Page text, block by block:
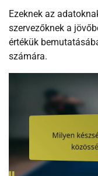
Ezeknek az
szervezőknek a
értékük
számára.